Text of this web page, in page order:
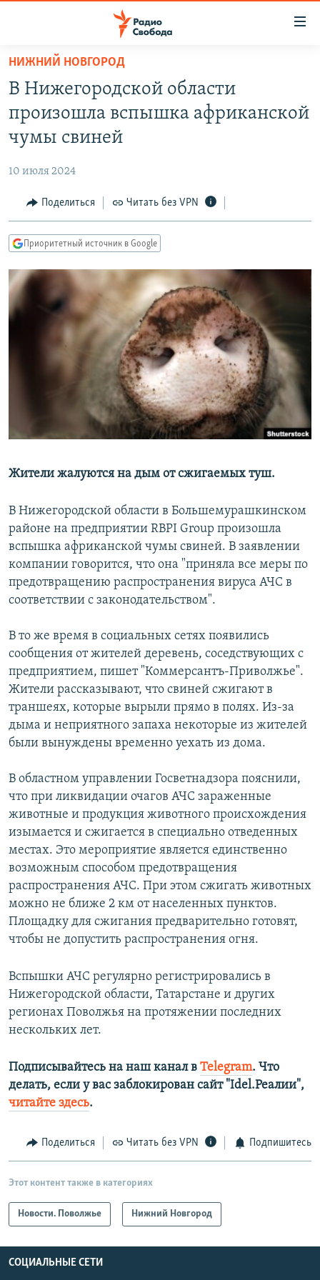
упрощенного
доступа
основному
Вернутся
Вернутся
поиску
АВТОРСКИЕ ПРОЕКТЫ
МНЕНИЯ
КУЛЬТУРА
КАВКАЗ.РЕАЛИИ
СЕВЕР.РЕАЛИИ
СИБИРЬ.РЕАЛИИ
РАСПИСАНИЕ ВЕЩАНИЯ
ПОДПИШИТЕСЬ НА РАССЫЛКУ
НИЖНИЙ НОВГОРОД
В Нижегородской области
произошла вспышка африканской
чумы свиней
10 июля 2024
Поделиться Читать без VPN
Приоритетный источник в Google
Жители жалуются на дым от сжигаемых туш.
В Нижегородской области в Большемурашкинском
районе на предприятии RBPI Group произошла
вспышка африканской чумы свиней. В заявлении
компании говорится, что она "приняла все меры по
предотвращению распространения вируса АЧС в
соответствии с законодательством".
В то же время в социальных сетях появились
сообщения от жителей деревень, соседствующих с
предприятием, пишет "Коммерсантъ-Приволжье".
Жители рассказывают, что свиней сжигают в
траншеях, которые вырыли прямо в полях. Из-за
дыма и неприятного запаха некоторые из жителей
были вынуждены временно уехать из дома.
В областном управлении Госветнадзора пояснили,
что при ликвидации очагов АЧС зараженные
животные и продукция животного происхождения
изымается и сжигается в специально отведенных
местах. Это мероприятие является единственно
возможным способом предотвращения
распространения АЧС. При этом сжигать животных
можно не ближе 2 км от населенных пунктов.
Площадку для сжигания предварительно готовят,
чтобы не допустить распространения огня.
Вспышки АЧС регулярно регистрировались в
Нижегородской области, Татарстане и других
регионах Поволжья на протяжении последних
нескольких лет.
Подписывайтесь на наш канал в Telegram. Что
делать, если у вас заблокирован сайт "Idel.Реалии",
читайте здесь.
Поделиться Читать без VPN Подпишитесь
Этот контент также в категориях
Новости. Поволжье Нижний Новгород
СОЦИАЛЬНЫЕ СЕТИ